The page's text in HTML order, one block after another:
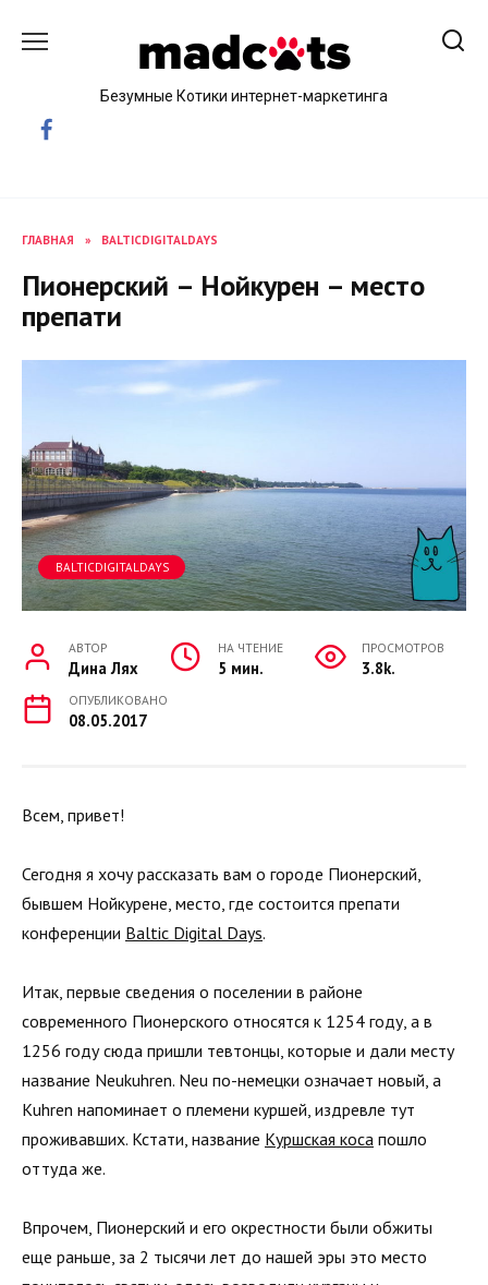
Безумные Котики интернет-маркетинга
ГЛАВНАЯ » BALTICDIGITALDAYS
Пионерский – Нойкурен – место
препати
BALTICDIGITALDAYS
АВТОР
Дина Лях
НА ЧТЕНИЕ
5 мин.
ПРОСМОТРОВ
3.8k.
ОПУБЛИКОВАНО
08.05.2017
Всем, привет!
Сегодня я хочу рассказать вам о городе Пионерский,
бывшем Нойкурене, место, где состоится препати
конференции Baltic Digital Days.
Итак, первые сведения о поселении в районе
современного Пионерского относятся к 1254 году, а в
1256 году сюда пришли тевтонцы, которые и дали месту
название Neukuhren. Neu по-немецки означает новый, а
Kuhren напоминает о племени куршей, издревле тут
проживавших. Кстати, название Куршская коса пошло
оттуда же.
Впрочем, Пионерский и его окрестности были обжиты
еще раньше, за 2 тысячи лет до нашей эры это место